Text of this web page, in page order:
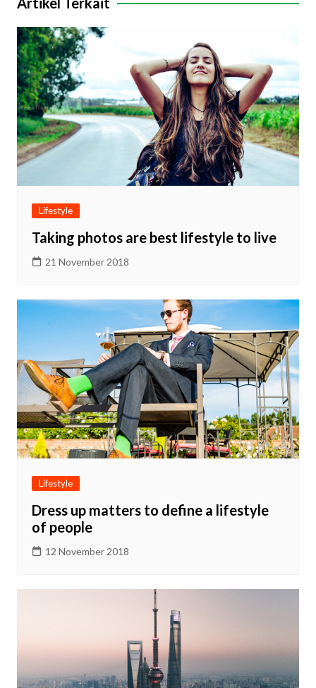
Lifestyle
Taking photos are best lifestyle to live
21 November 2018
Lifestyle
Dress up matters to define a lifestyle
of people
12 November 2018